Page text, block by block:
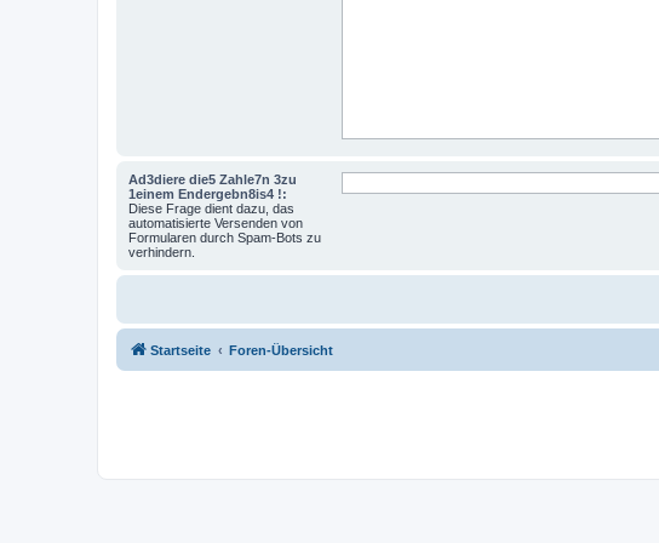
Ad3diere die5 Zahle7n 3zu
1einem Endergebn8is4 !:
Diese Frage dient dazu, das
automatisierte Versenden von
Formularen durch Spam-Bots zu
verhindern.
Startseite Foren-Übersicht